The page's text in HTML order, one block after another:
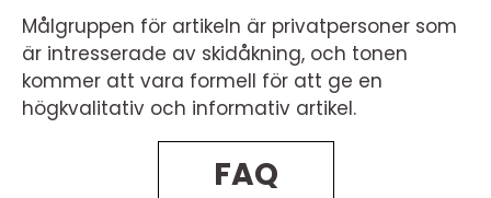
Målgruppen för artikeln är privatpersoner som
är intresserade av skidåkning, och tonen
kommer att vara formell för att ge en
högkvalitativ och informativ artikel.
FAQ